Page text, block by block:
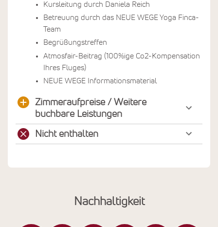
Nachhaltigkeit
Kursleitung durch Daniela Reich
Betreuung durch das NEUE WEGE Yoga Finca-
Team
Begrüßungstreffen
Atmosfair-Beitrag (100%ige Co2-Kompensation
Ihres Fluges)
NEUE WEGE Informationsmaterial
Zimmeraufpreise / Weitere
buchbare Leistungen
Nicht enthalten